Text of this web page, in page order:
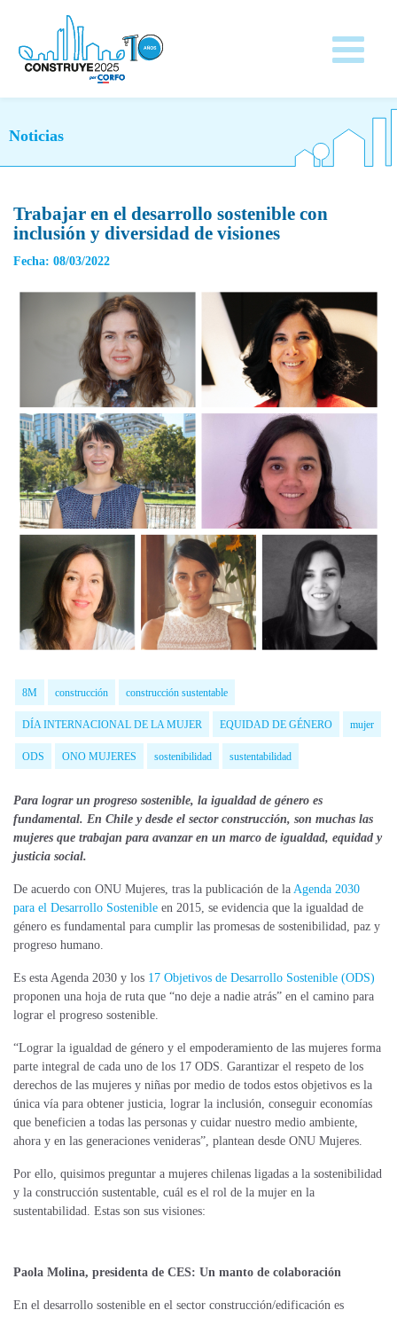
Noticias
Trabajar en el desarrollo sostenible con
inclusión y diversidad de visiones
Fecha: 08/03/2022
8M construcción construcción sustentable
DÍA INTERNACIONAL DE LA MUJER EQUIDAD DE GÉNERO mujer
ODS ONO MUJERES sostenibilidad sustentabilidad
Para lograr un progreso sostenible, la igualdad de género es
fundamental. En Chile y desde el sector construcción, son muchas las
mujeres que trabajan para avanzar en un marco de igualdad, equidad y
justicia social.
De acuerdo con ONU Mujeres, tras la publicación de la Agenda 2030
para el Desarrollo Sostenible en 2015, se evidencia que la igualdad de
género es fundamental para cumplir las promesas de sostenibilidad, paz y
progreso humano.
Es esta Agenda 2030 y los 17 Objetivos de Desarrollo Sostenible (ODS)
proponen una hoja de ruta que “no deje a nadie atrás” en el camino para
lograr el progreso sostenible.
“Lograr la igualdad de género y el empoderamiento de las mujeres forma
parte integral de cada uno de los 17 ODS. Garantizar el respeto de los
derechos de las mujeres y niñas por medio de todos estos objetivos es la
única vía para obtener justicia, lograr la inclusión, conseguir economías
que beneficien a todas las personas y cuidar nuestro medio ambiente,
ahora y en las generaciones venideras”, plantean desde ONU Mujeres.
Por ello, quisimos preguntar a mujeres chilenas ligadas a la sostenibilidad
y la construcción sustentable, cuál es el rol de la mujer en la
sustentabilidad. Estas son sus visiones:
Paola Molina, presidenta de CES: Un manto de colaboración
En el desarrollo sostenible en el sector construcción/edificación es